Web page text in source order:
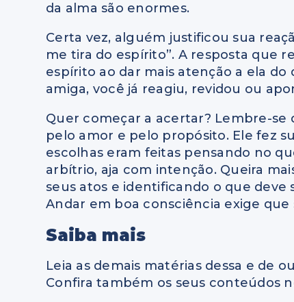
da alma são enormes.
Certa vez, alguém justificou sua
me tira do espírito”. A resposta que
espírito ao dar mais atenção a ela do
amiga, você já reagiu, revidou ou
Quer começar a acertar? Lembre-se
pelo amor e pelo propósito. Ele fez
escolhas eram feitas pensando no
arbítrio, aja com intenção. Queira
seus atos e identificando o que deve
Andar em boa consciência exige que
Saiba mais
Leia as demais matérias dessa e de
Confira também os seus conteúdos